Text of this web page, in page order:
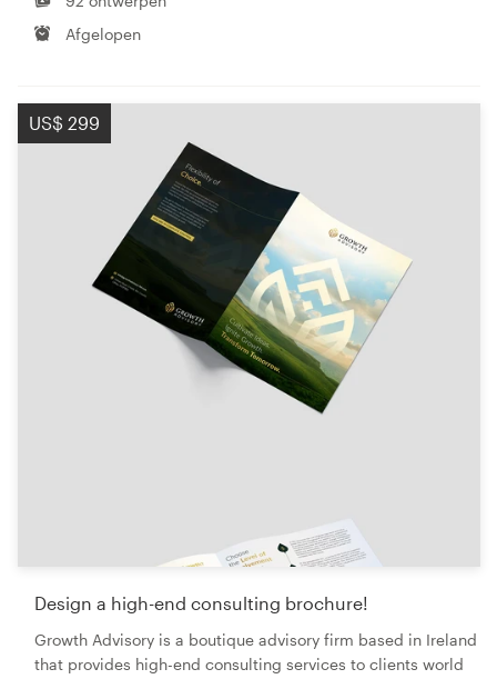
Afgelopen
US$ 299
Design a high-end consulting brochure!
Growth Advisory is a boutique advisory firm based in Ireland
that provides high-end consulting services to clients world